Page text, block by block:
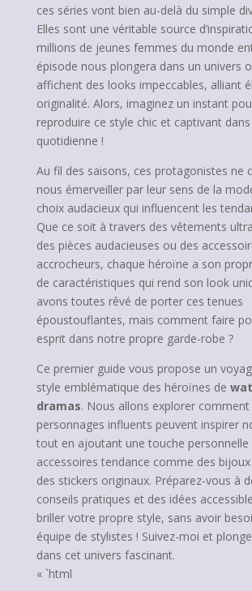
ces séries vont bien au-delà du simple
Elles sont une véritable source
millions de jeunes femmes du monde
épisode nous plongera dans un univers
affichent des looks impeccables, alliant
originalité. Alors, imaginez un instant
reproduire ce style chic et captivant
quotidienne !
Au fil des saisons, ces protagonistes ne
nous émerveiller par leur sens de la
choix audacieux qui influencent les
Que ce soit à travers des vêtements
des pièces audacieuses ou des
accrocheurs, chaque héroïne a son
de caractéristiques qui rend son look
avons toutes rêvé de porter ces tenues
époustouflantes, mais comment faire
esprit dans notre propre garde-robe ?
Ce premier guide vous propose un
style emblématique des héroïnes de
dramas. Nous allons explorer comment
personnages influents peuvent inspirer
tout en ajoutant une touche personnelle
accessoires tendance comme des
des stickers originaux. Préparez-vous à
conseils pratiques et des idées
briller votre propre style, sans avoir
équipe de stylistes ! Suivez-moi et
dans cet univers fascinant.
« `html